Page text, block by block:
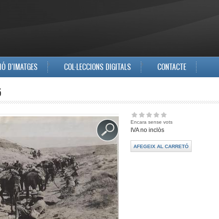
D'IMATGES COL·LECCIONS DIGITALS CONTACTE
Encara sense vots
IVA no inclòs